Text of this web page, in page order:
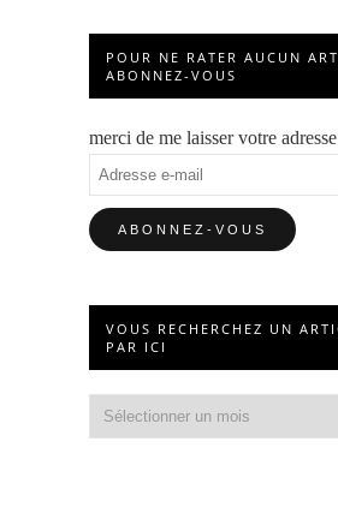
POUR NE RATER AUCUN
ABONNEZ-VOUS
merci de me laisser votre
Adresse
e-
mail
VOUS RECHERCHEZ UN
PAR ICI
recherchez